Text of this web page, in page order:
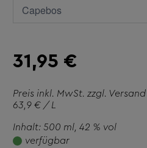
31,95 €
Preis inkl. MwSt. zzgl. Versand
63,9 € / L
Inhalt: 500 ml , 42 % vol
verfügbar